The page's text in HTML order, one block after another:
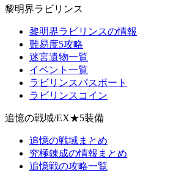
黎明界ラビリンス
黎明界ラビリンスの情報
難易度5攻略
迷宮遺物一覧
イベント一覧
ラビリンスパスポート
ラビリンスコイン
追憶の戦域/EX★5装備
追憶の戦域まとめ
究極錬成の情報まとめ
追憶戦の攻略一覧